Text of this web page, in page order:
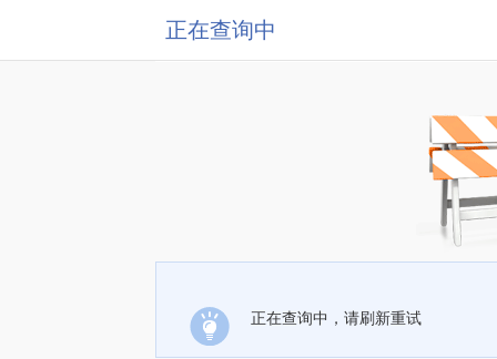
正在查询中
正在查询中，请刷新重试